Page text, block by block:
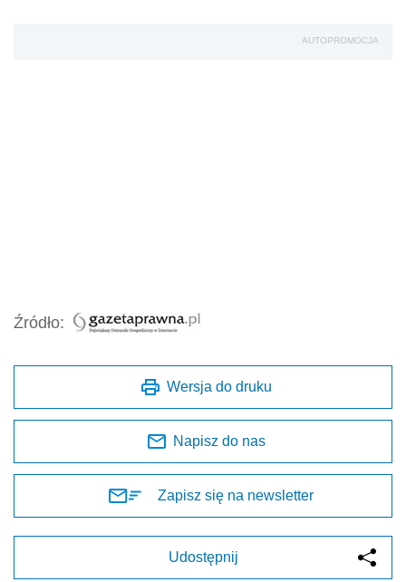
AUTOPROMOCJA
Źródło:
Wersja do druku
Napisz do nas
Zapisz się na newsletter
Udostępnij